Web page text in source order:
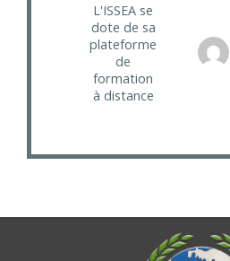
L'ISSEA se
dote de sa
plateforme
de
formation
à distance